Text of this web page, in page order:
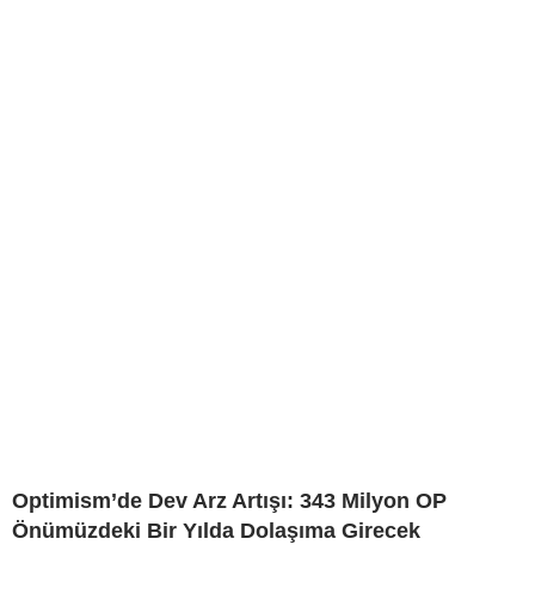
Optimism’de Dev Arz Artışı: 343 Milyon OP
Önümüzdeki Bir Yılda Dolaşıma Girecek